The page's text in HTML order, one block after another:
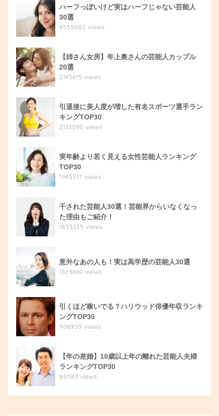
ハーフっぽいけど実はハーフじゃない芸能人
30選
4555082 views
【姉さん女房】年上奥さんの芸能人カップル
20選
2743615 views
引退後に美人度が増した有名スポーツ選手ラン
キングTOP30
2133090 views
実年齢より若く見える女性芸能人ランキング
TOP30
1943517 views
干された芸能人30選！芸能界からいなくなっ
た理由もご紹介！
1835239 views
意外なあの人も！実は高学歴の芸能人30選
1329660 views
引くほど稼いでる？ハリウッド俳優年収ランキ
ングTOP30
906959 views
【年の差婚】10歳以上年の離れた芸能人夫婦
ランキングTOP30
861143 views